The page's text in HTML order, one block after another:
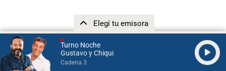
Turno Noche
Gustavo y Chiqui
Cadena 3
Elegí tu emisora